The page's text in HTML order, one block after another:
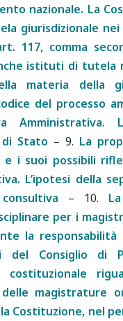
nazionale. La
giurisdizionale nei
117, comma
istituti di tutela
materia della
del processo
di Stato – 9. La
i suoi possibili
L’ipotesi della
– 10.
per i
la responsabilità
Consiglio di
magistrature
Costituzione, nel